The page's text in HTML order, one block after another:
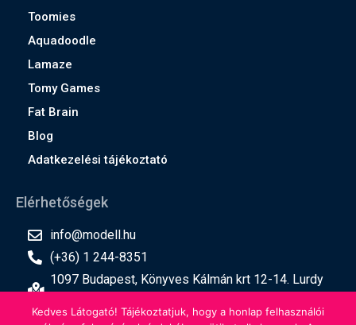
Toomies
Aquadoodle
Lamaze
Tomy Games
Fat Brain
Blog
Adatkezelési tájékoztató
Elérhetőségek
info@modell.hu
(+36) 1 244-8351
1097 Budapest, Könyves Kálmán krt 12-14. Lurdy
Kedves Látogató! Tájékoztatjuk, hogy a honlap felhasználói